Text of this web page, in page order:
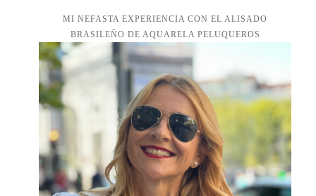
MI NEFASTA EXPERIENCIA CON EL ALISADO
BRASILEÑO DE AQUARELA PELUQUEROS